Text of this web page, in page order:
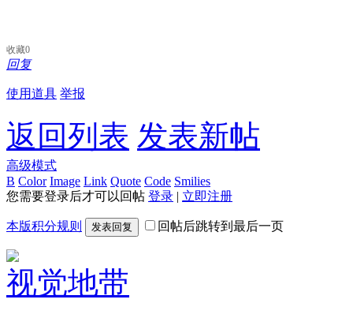
收藏0
回复
使用道具 举报
返回列表 发表新帖
高级模式
B Color Image Link Quote Code Smilies
您需要登录后才可以回帖 登录 | 立即注册
本版积分规则 发表回复 回帖后跳转到最后一页
视觉地带